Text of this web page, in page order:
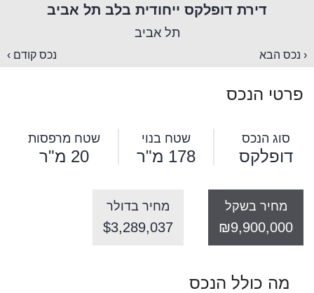
דירת דופלקס ייחודית בלב תל אביב
תל אביב
‹ נכס הבא נכס קודם ›
פרטי הנכס
סוג הנכס
דופלקס
שטח בנוי
178 מ"ר
שטח מרפסות
20 מ"ר
מחיר בשקל
₪9,900,000
מחיר בדולר
$3,289,037
מה כולל הנכס